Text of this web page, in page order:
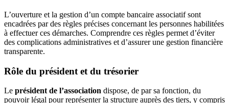
L’ouverture et la gestion d’un compte bancaire associatif sont
encadrées par des règles précises concernant les personnes habilitées
à effectuer ces démarches. Comprendre ces règles permet d’éviter
des complications administratives et d’assurer une gestion financière
transparente.
Rôle du président et du trésorier
Le président de l’association dispose, de par sa fonction, du
pouvoir légal pour représenter la structure auprès des tiers, y compris